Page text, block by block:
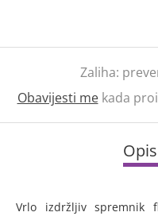
Zaliha:
Obavijesti mekada
Vrlo izdržljiv spremnik